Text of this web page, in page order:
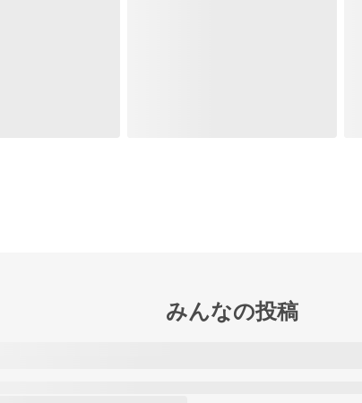
みんなの投稿